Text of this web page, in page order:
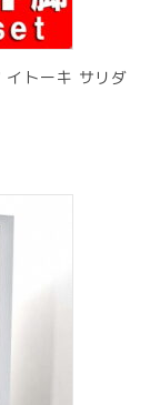
トーキ サリダ